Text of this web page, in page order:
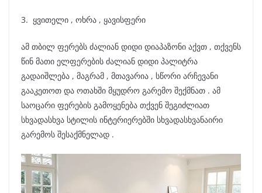
3. ყვითელი , ოხრა , ყავისფერი
ამ თბილ ფერებს ძალიან დიდი დიაპაზონი აქვთ , თქვენს
წინ მათი ელფერების ძალიან დიდი პალიტრა
გადაიშლება , მაგრამ , მთავარია , სწორი არჩევანი
გააკეთოთ და ოთახში მყუდრო გარემო შექმნათ . ამ
საოცარი ფერების გამოყენება თქვენ შეგიძლიათ
სხვადასხვა სტილის ინტერიერებში სხვადასხვანაირი
გარემოს შესაქმნელად .